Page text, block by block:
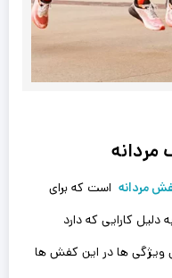
مردانه
مردانه است که برای
کارایی که دارد
ویژگی ها در این کفش ها